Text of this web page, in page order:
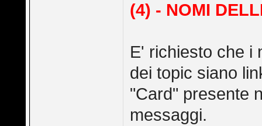
(4) - NOMI
E' richiesto che i
dei topic siano
"Card" presente
messaggi.